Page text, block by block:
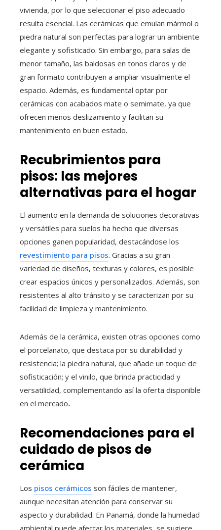
vivienda, por lo que seleccionar el piso adecuado
resulta esencial. Las cerámicas que emulan mármol o
piedra natural son perfectas para lograr un ambiente
elegante y sofisticado. Sin embargo, para salas de
menor tamaño, las baldosas en tonos claros y de
gran formato contribuyen a ampliar visualmente el
espacio. Además, es fundamental optar por
cerámicas con acabados mate o semimate, ya que
ofrecen menos deslizamiento y facilitan su
mantenimiento en buen estado.
Recubrimientos para
pisos: las mejores
alternativas para el hogar
El aumento en la demanda de soluciones decorativas
y versátiles para suelos ha hecho que diversas
opciones ganen popularidad, destacándose los
revestimiento para pisos. Gracias a su gran
variedad de diseños, texturas y colores, es posible
crear espacios únicos y personalizados. Además, son
resistentes al alto tránsito y se caracterizan por su
facilidad de limpieza y mantenimiento.
Además de la cerámica, existen otras opciones como
el porcelanato, que destaca por su durabilidad y
resistencia; la piedra natural, que añade un toque de
sofisticación; y el vinilo, que brinda practicidad y
versatilidad, complementando así la oferta disponible
en el mercado.
Recomendaciones para el
cuidado de pisos de
cerámica
Los pisos cerámicos son fáciles de mantener,
aunque necesitan atención para conservar su
aspecto y durabilidad. En Panamá, donde la humedad
ambiental puede afectar los materiales, se sugiere